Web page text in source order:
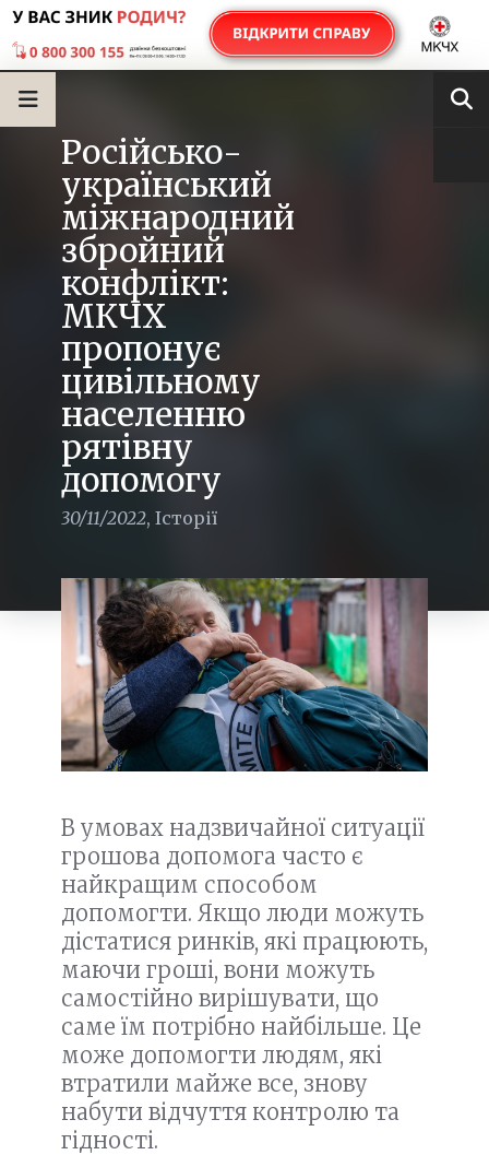
Російсько-
український
міжнародний
збройний
конфлікт:
МКЧХ
пропонує
цивільному
населенню
рятівну
допомогу
30/11/2022, Історії
В умовах надзвичайної ситуації
грошова допомога часто є
найкращим способом
допомогти. Якщо люди можуть
дістатися ринків, які працюють,
маючи гроші, вони можуть
самостійно вирішувати, що
саме їм потрібно найбільше. Це
може допомогти людям, які
втратили майже все, знову
набути відчуття контролю та
гідності.